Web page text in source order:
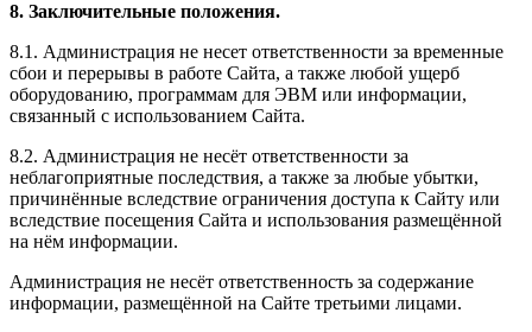
8. Заключительные положения.
8.1. Администрация не несет ответственности за временные
сбои и перерывы в работе Сайта, а также любой ущерб
оборудованию, программам для ЭВМ или информации,
связанный с использованием Сайта.
8.2. Администрация не несёт ответственности за
неблагоприятные последствия, а также за любые убытки,
причинённые вследствие ограничения доступа к Сайту или
вследствие посещения Сайта и использования размещённой
на нём информации.
Администрация не несёт ответственность за содержание
информации, размещённой на Сайте третьими лицами.